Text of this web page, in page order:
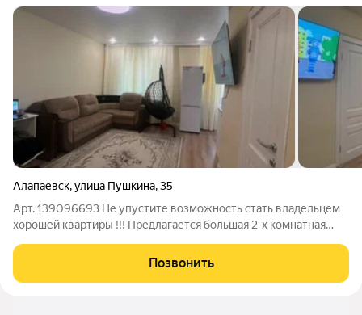
Алапаевск,улица Пушкина,35
Арт. 139096693 Не упустите возможность стать владельцем
хорошей квартиры !!! Предлагается большая 2-х комнатная
в самом центре города по адресу : г.Алапаевск ул.Пушкина д.35
1/3 этажность Общая
Позвонить